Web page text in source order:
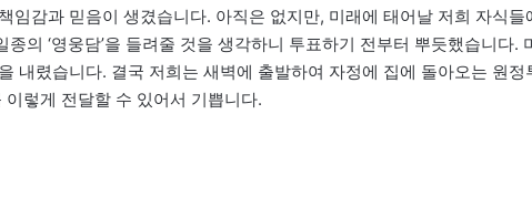
임감과 믿음이 생겼습니다. 아직은 없지만, 미래에 태어날 저희 자식들
의 ‘영웅담’을 들려줄 것을 생각하니 투표하기 전부터 뿌듯했습니다.
내렸습니다. 결국 저희는 새벽에 출발하여 자정에 집에 돌아오는 원정
렇게 전달할 수 있어서 기쁩니다.